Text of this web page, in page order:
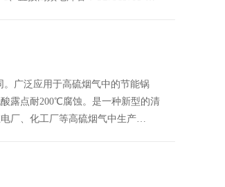
。广泛应用于高硫烟气中的节能锅
露点耐200℃腐蚀。是一种新型的清
厂、化工厂等高硫烟气中生产…